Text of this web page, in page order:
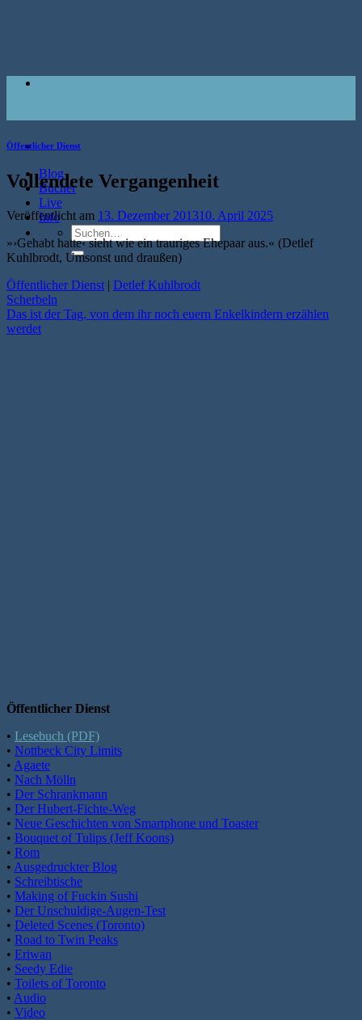
Blog
Bücher
Live
Info
Suche
nach:
Öffentlicher Dienst
Vollendete Vergangenheit
Veröffentlicht am 13. Dezember 201310. April 2025
»›Gehabt hatte‹ sieht wie ein trauriges Ehepaar aus.« (Detlef
Kuhlbrodt, Umsonst und draußen)
Öffentlicher Dienst | Detlef Kuhlbrodt
Scherbeln
Das ist der Tag, von dem ihr noch euern Enkelkindern erzählen
werdet
Öffentlicher Dienst
• Lesebuch (PDF)
• Nottbeck City Limits
• Agaete
• Nach Mölln
• Der Schrankmann
• Der Hubert-Fichte-Weg
• Neue Geschichten von Smartphone und Toaster
• Bouquet of Tulips (Jeff Koons)
• Rom
• Ausgedruckter Blog
• Schreibtische
• Making of Fuckin Sushi
• Der Unschuldige-Augen-Test
• Deleted Scenes (Toronto)
• Road to Twin Peaks
• Eriwan
• Seedy Edie
• Toilets of Toronto
• Audio
• Video